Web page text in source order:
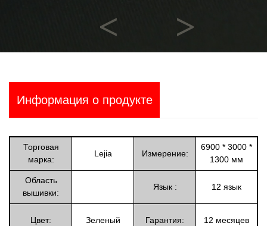
Next
Информация о продукте
Торговая
марка:
Lejia Измерение:
6900 * 3000 *
1300 мм
Область
вышивки:
Язык : 12 язык
Цвет: Зеленый Гарантия: 12 месяцев